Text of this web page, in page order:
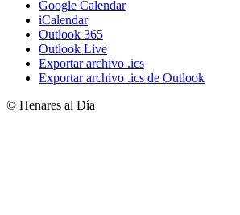
Google Calendar
iCalendar
Outlook 365
Outlook Live
Exportar archivo .ics
Exportar archivo .ics de Outlook
© Henares al Día